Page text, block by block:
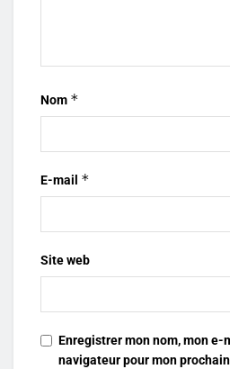
Nom *
E-mail *
Site web
Enregistrer mon nom, mon
navigateur pour mon